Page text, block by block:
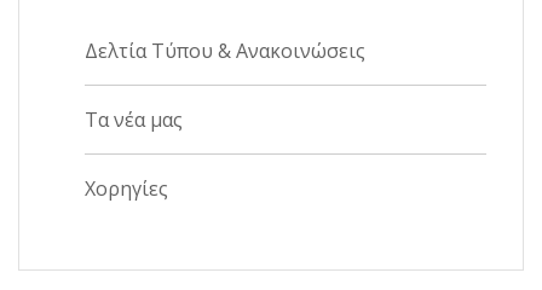
Δελτία Τύπου & Ανακοινώσεις
Τα νέα μας
Χορηγίες